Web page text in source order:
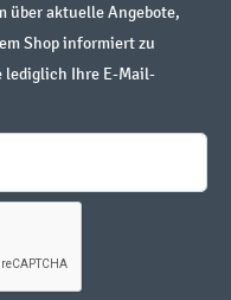
über aktuelle Angebote,
Shop informiert zu
lediglich Ihre E-Mail-